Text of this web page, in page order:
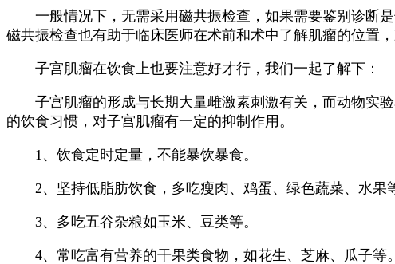
一般情况下，无需采用磁共振检查，如果需要鉴别诊断是
磁共振检查也有助于临床医师在术前和术中了解肌瘤的位置，
子宫肌瘤在饮食上也要注意好才行，我们一起了解下：
子宫肌瘤的形成与长期大量雌激素刺激有关，而动物实验
的饮食习惯，对子宫肌瘤有一定的抑制作用。
1、饮食定时定量，不能暴饮暴食。
2、坚持低脂肪饮食，多吃瘦肉、鸡蛋、绿色蔬菜、水果
3、多吃五谷杂粮如玉米、豆类等。
4、常吃富有营养的干果类食物，如花生、芝麻、瓜子等。